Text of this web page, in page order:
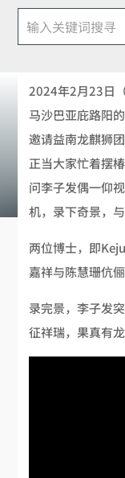
分享文章
2024年2月23日
马沙巴亚庇路阳
邀请益南龙麒狮
正当大家忙着摆
问李子发偶一仰
机，录下奇景，与
两位博士，即
嘉祥与陈慧珊伉
录完景，李子发
征祥瑞，果真有